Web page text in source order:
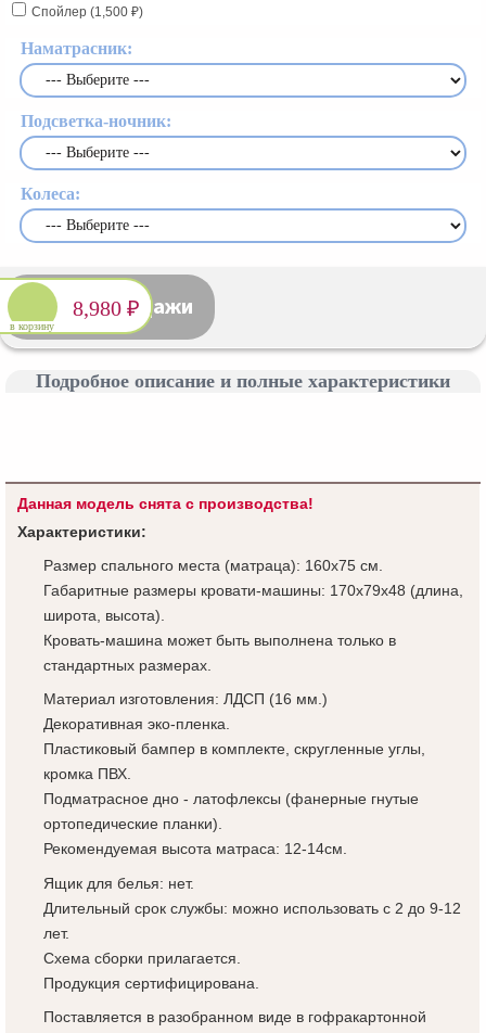
Спойлер (1,500 ₽)
Наматрасник:
Подсветка-ночник:
Колеса:
в корзину
8,980 ₽
Снято с продажи
Подробное описание и полные характеристики
Данная модель снята с производства!
Характеристики:
Размер спального места (матраца): 160x75 см.
Габаритные размеры кровати-машины: 170x79х48 (длина,
широта, высота).
Кровать-машина может быть выполнена только в
стандартных размерах.
Материал изготовления: ЛДСП (16 мм.)
Декоративная эко-пленка.
Пластиковый бампер в комплекте, скругленные углы,
кромка ПВХ.
Подматрасное дно - латофлексы (фанерные гнутые
ортопедические планки).
Рекомендуемая высота матраса: 12-14см.
Ящик для белья: нет.
Длительный срок службы: можно использовать с 2 до 9-12
лет.
Схема сборки прилагается.
Продукция сертифицирована.
Поставляется в разобранном виде в гофракартонной